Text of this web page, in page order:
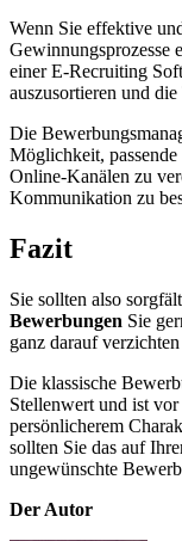
Wenn Sie effektive
Gewinnungsprozesse
einer E-Recruiting
auszusortieren und
Die
Möglichkeit,
Online-Kanälen zu
Kommunikation zu
Fazit
Sie sollten also
Bewerbungen Sie
ganz darauf
Die klassische
Stellenwert und ist
persönlicherem
sollten Sie das auf
ungewünschte
Der Autor